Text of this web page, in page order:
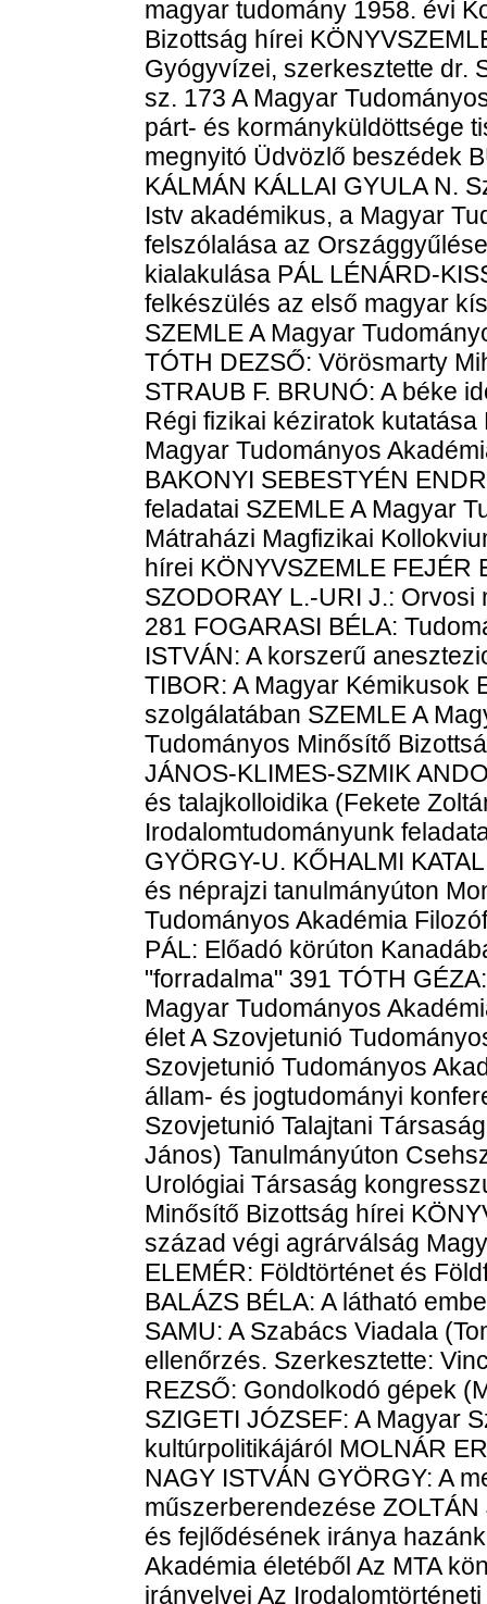
magyar tudomány 1958. évi
Bizottság hírei
Gyógyvízei, szerkesztette dr.
sz. 173 A Magyar
párt- és kormányküldöttsége
megnyitó Üdvözlő beszédek
KÁLMÁN KÁLLAI GYULA N.
Istv akadémikus, a Magyar
felszólalása az
kialakulása PÁL LÉNÁRD-
felkészülés az első magyar
SZEMLE A Magyar
TÓTH DEZSŐ: Vörösmarty
STRAUB F. BRUNÓ: A béke
Régi fizikai kéziratok kutatása
Magyar Tudományos
BAKONYI SEBESTYÉN
feladatai SZEMLE A Magyar
Mátraházi Magfizikai
hírei KÖNYVSZEMLE FEJÉR
SZODORAY L.-URI J.:
281 FOGARASI BÉLA:
ISTVÁN: A korszerű
TIBOR: A Magyar Kémikusok
szolgálatában SZEMLE A
Tudományos Minősítő
JÁNOS-KLIMES-SZMIK
és talajkolloidika (Fekete
Irodalomtudományunk
GYÖRGY-U. KŐHALMI
és néprajzi tanulmányúton
Tudományos Akadémia
PÁL: Előadó körúton
"forradalma" 391 TÓTH
Magyar Tudományos
élet A Szovjetunió
Szovjetunió Tudományos
állam- és jogtudományi
Szovjetunió Talajtani
János) Tanulmányúton
Urológiai Társaság
Minősítő Bizottság hírei
század végi agrárválság
ELEMÉR: Földtörténet és
BALÁZS BÉLA: A látható
SAMU: A Szabács Viadala
ellenőrzés. Szerkesztette:
REZSŐ: Gondolkodó gépek
SZIGETI JÓZSEF: A Magyar
kultúrpolitikájáról MOLNÁR
NAGY ISTVÁN GYÖRGY: A
műszerberendezése
és fejlődésének iránya
Akadémia életéből Az MTA
irányelvei Az